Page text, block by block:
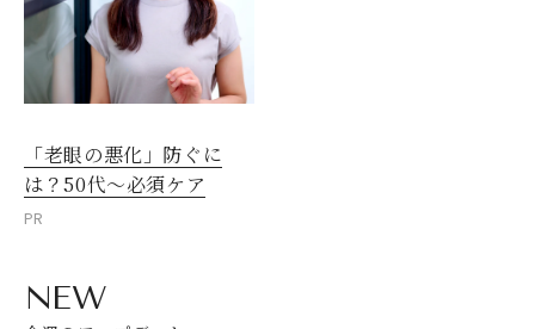
「老眼の悪化」防ぐに
は？50代～必須ケア
PR
NEW